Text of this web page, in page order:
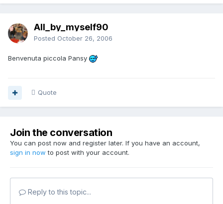
All_by_myself90
Posted October 26, 2006
Benvenuta piccola Pansy
Quote
Join the conversation
You can post now and register later. If you have an account,
sign in now to post with your account.
Reply to this topic...